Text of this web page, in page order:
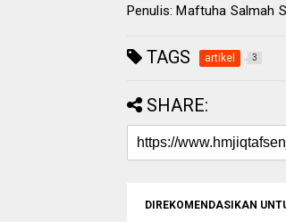
Penulis: Maftuha Salmah
TAGS artikel 3
SHARE:
DIREKOMENDASIKAN